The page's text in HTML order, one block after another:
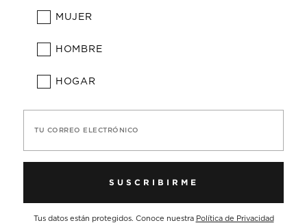
MUJER
HOMBRE
HOGAR
TU CORREO ELECTRÓNICO
SUSCRIBIRME
Tus datos están protegidos. Conoce nuestra Política de Privacidad